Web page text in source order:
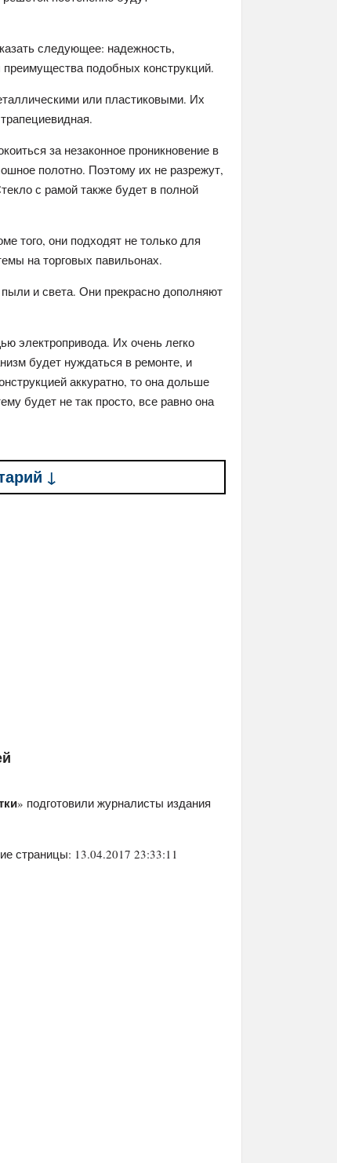
следующее: надежность,
подобных конструкций.
или пластиковыми. Их
за незаконное проникновение в
полотно. Поэтому их не разрежут,
с рамой также будет в полной
того, они подходят не только для
на торговых павильонах.
и света. Они прекрасно дополняют
электропривода. Их очень легко
будет нуждаться в ремонте, и
аккуратно, то она дольше
будет не так просто, все равно она
↓
» подготовили журналисты издания
страницы: 13.04.2017 23:33:11